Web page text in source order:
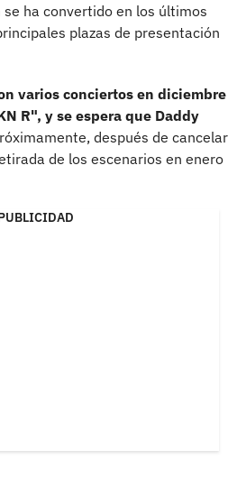
ha convertido en los últimos
plazas de presentación
varios conciertos en diciembre
R", y se espera que Daddy
después de cancelar
de los escenarios en enero